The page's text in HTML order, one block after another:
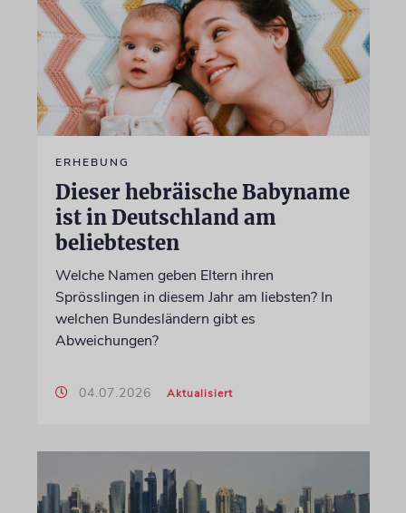
ERHEBUNG
Dieser hebräische Babyname
ist in Deutschland am
beliebtesten
Welche Namen geben Eltern ihren
Sprösslingen in diesem Jahr am liebsten? In
welchen Bundesländern gibt es
Abweichungen?
04.07.2026 Aktualisiert